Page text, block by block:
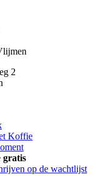
2
Koffie
gratis
op de wachtlijst